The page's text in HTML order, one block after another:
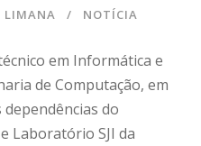
LIMANA NOTÍCIA
em Informática e
de Computação, em
do
Laboratório SJI da